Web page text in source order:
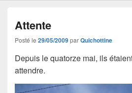
Attente
Posté le 29/05/2009parQuichottine
Depuis le quatorze mai, ils
attendre.